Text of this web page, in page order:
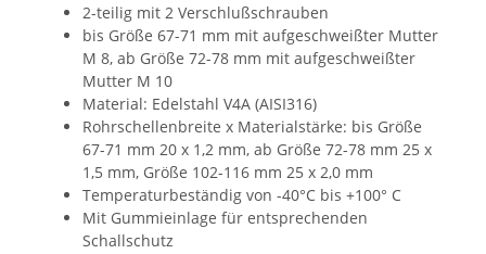
2-teilig mit 2 Verschlußschrauben
bis Größe 67-71 mm mit aufgeschweißter Mutter
M 8, ab Größe 72-78 mm mit aufgeschweißter
Mutter M 10
Material: Edelstahl V4A (AISI316)
Rohrschellenbreite x Materialstärke: bis Größe
67-71 mm 20 x 1,2 mm, ab Größe 72-78 mm 25 x
1,5 mm, Größe 102-116 mm 25 x 2,0 mm
Temperaturbeständig von -40°C bis +100° C
Mit Gummieinlage für entsprechenden
Schallschutz